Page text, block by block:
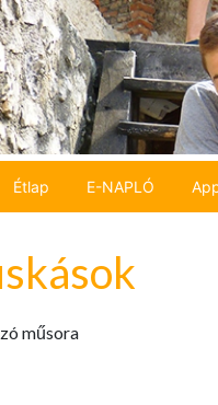
Étlap E-NAPLÓ
műsora